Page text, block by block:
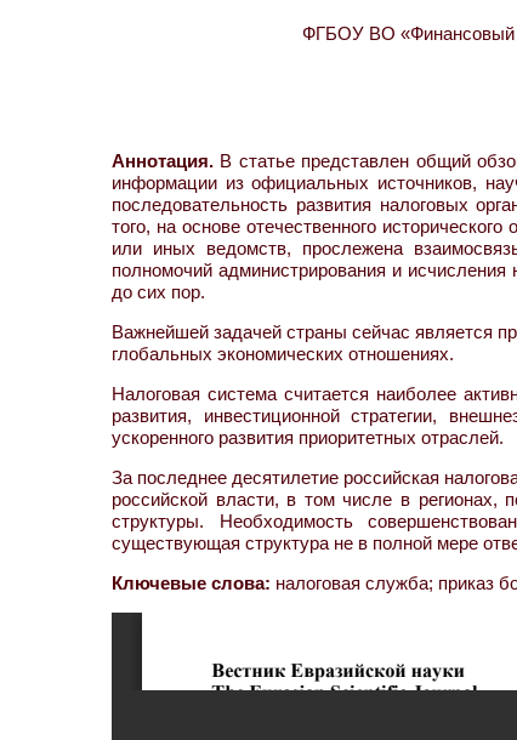
ФГБОУ ВО «Финансовый
Аннотация. В статье представлен общий
информации из официальных источников,
последовательность развития налоговых
того, на основе отечественного
или иных ведомств, прослежена
полномочий администрирования и
до сих пор.
Важнейшей задачей страны сейчас является
глобальных экономических отношениях.
Налоговая система считается наиболее
развития, инвестиционной стратегии,
ускоренного развития приоритетных отраслей.
За последнее десятилетие российская
российской власти, в том числе в регионах,
структуры. Необходимость
существующая структура не в полной мере
Ключевые слова: налоговая служба; приказ